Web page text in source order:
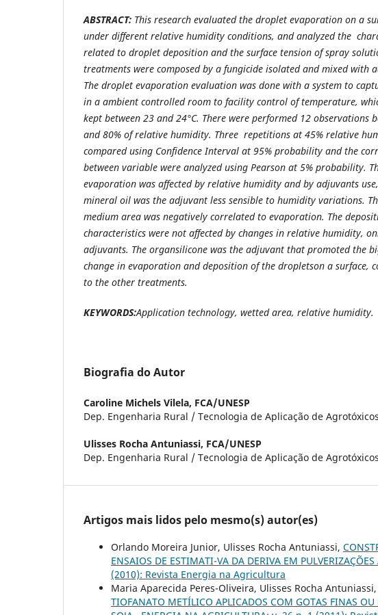
ABSTRACT: This research evaluated the droplet evaporation on a
under different relative humidity conditions, and analyzed the
related to droplet deposition and the surface tension of spray
treatments were composed by a fungicide isolated and mixed with
The droplet evaporation evaluation was done with a system to
in a ambient controlled room to facility control of temperature,
kept between 23 and 24°C. There were performed 12 observations
and 80% of relative humidity. Three repetitions at 45% relative
compared using Confidence Interval at 95% probability and the
between variable were analyzed using Pearson at 5% probability.
evaporation was affected by relative humidity and by adjuvants
mineral oil was the adjuvant less sensible to humidity variations.
medium area was negatively correlated to evaporation. The
characteristics were not affected by changes in relative humidity,
adjuvants. The organsilicone was the adjuvant that promoted the
change in evaporation and deposition of the dropletson a surface,
to the other treatments.
KEYWORDS:Application technology, wetted area, relative humidity.
Biografia do Autor
Caroline Michels Vilela, FCA/UNESP
Dep. Engenharia Rural / Tecnologia de Aplicação de Agrotóxicos
Ulisses Rocha Antuniassi, FCA/UNESP
Dep. Engenharia Rural / Tecnologia de Aplicação de Agrotóxicos
Artigos mais lidos pelo mesmo(s) autor(es)
Orlando Moreira Junior, Ulisses Rocha Antuniassi,
ENSAIOS DE ESTIMATI-VA DA DERIVA EM PULVERIZAÇÕES
(2010): Revista Energia na Agricultura
Maria Aparecida Peres-Oliveira, Ulisses Rocha Antuniassi,
TIOFANATO METÍLICO APLICADOS COM GOTAS FINAS